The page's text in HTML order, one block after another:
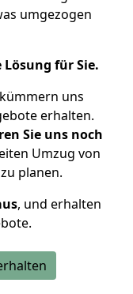
umgezogen
für Sie.
uns
erhalten.
Sie uns noch
Umzug von
planen.
, und erhalten